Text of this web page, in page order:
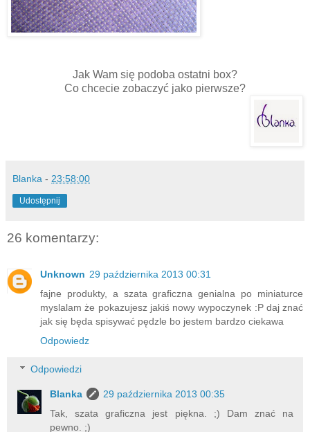
Jak Wam się podoba ostatni box?
Co chcecie zobaczyć jako pierwsze?
Blanka - 23:58:00
Udostępnij
26 komentarzy:
Unknown 29 października 2013 00:31
fajne produkty, a szata graficzna genialna po miniaturce
myslalam że pokazujesz jakiś nowy wypoczynek :P daj znać
jak się będa spisywać pędzle bo jestem bardzo ciekawa
Odpowiedz
Odpowiedzi
Blanka
29 października 2013 00:35
Tak, szata graficzna jest piękna. ;) Dam znać na
pewno. ;)